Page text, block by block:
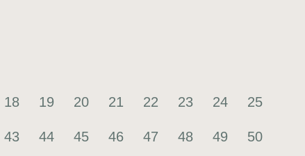
18 19 20 21 22 23 24 25
43 44 45 46 47 48 49 50